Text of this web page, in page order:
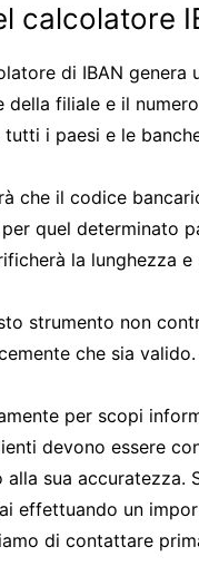
calcolatore
di IBAN
della filiale e il
i paesi e le
che il codice
quel determinato
la lunghezza
strumento non
che sia valido.
per scopi
devono essere
alla sua
effettuando un
di contattare